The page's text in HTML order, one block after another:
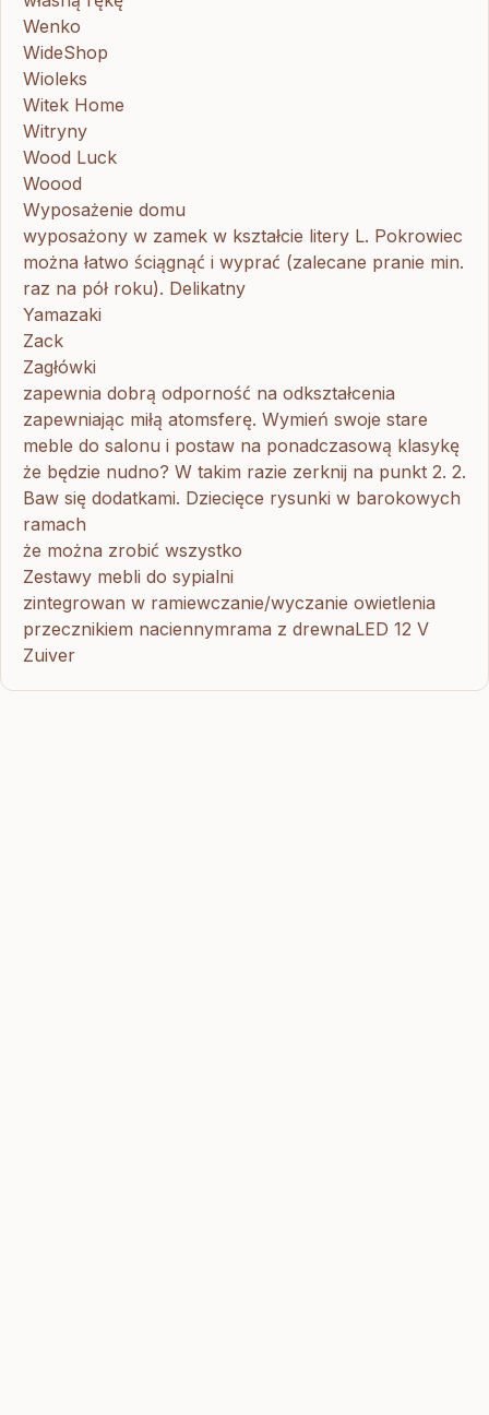
Wenko
WideShop
Wioleks
Witek Home
Witryny
Wood Luck
Woood
Wyposażenie domu
wyposażony w zamek w kształcie litery L. Pokrowiec
można łatwo ściągnąć i wyprać (zalecane pranie min.
raz na pół roku). Delikatny
Yamazaki
Zack
Zagłówki
zapewnia dobrą odporność na odkształcenia
zapewniając miłą atomsferę. Wymień swoje stare
meble do salonu i postaw na ponadczasową klasykę
że będzie nudno? W takim razie zerknij na punkt 2. 2.
Baw się dodatkami. Dziecięce rysunki w barokowych
ramach
że można zrobić wszystko
Zestawy mebli do sypialni
zintegrowan w ramiewczanie/wyczanie owietlenia
przecznikiem naciennymrama z drewnaLED 12 V
Zuiver